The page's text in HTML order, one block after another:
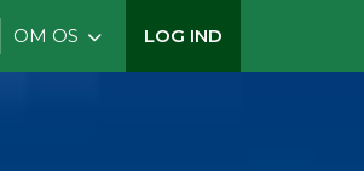
OM OS LOG IND